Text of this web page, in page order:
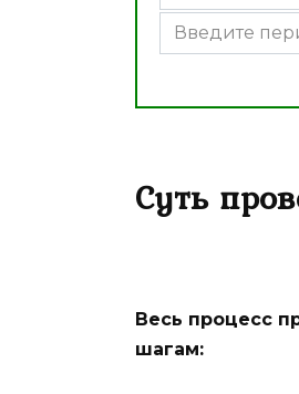
Суть
Весь процесс
шагам: